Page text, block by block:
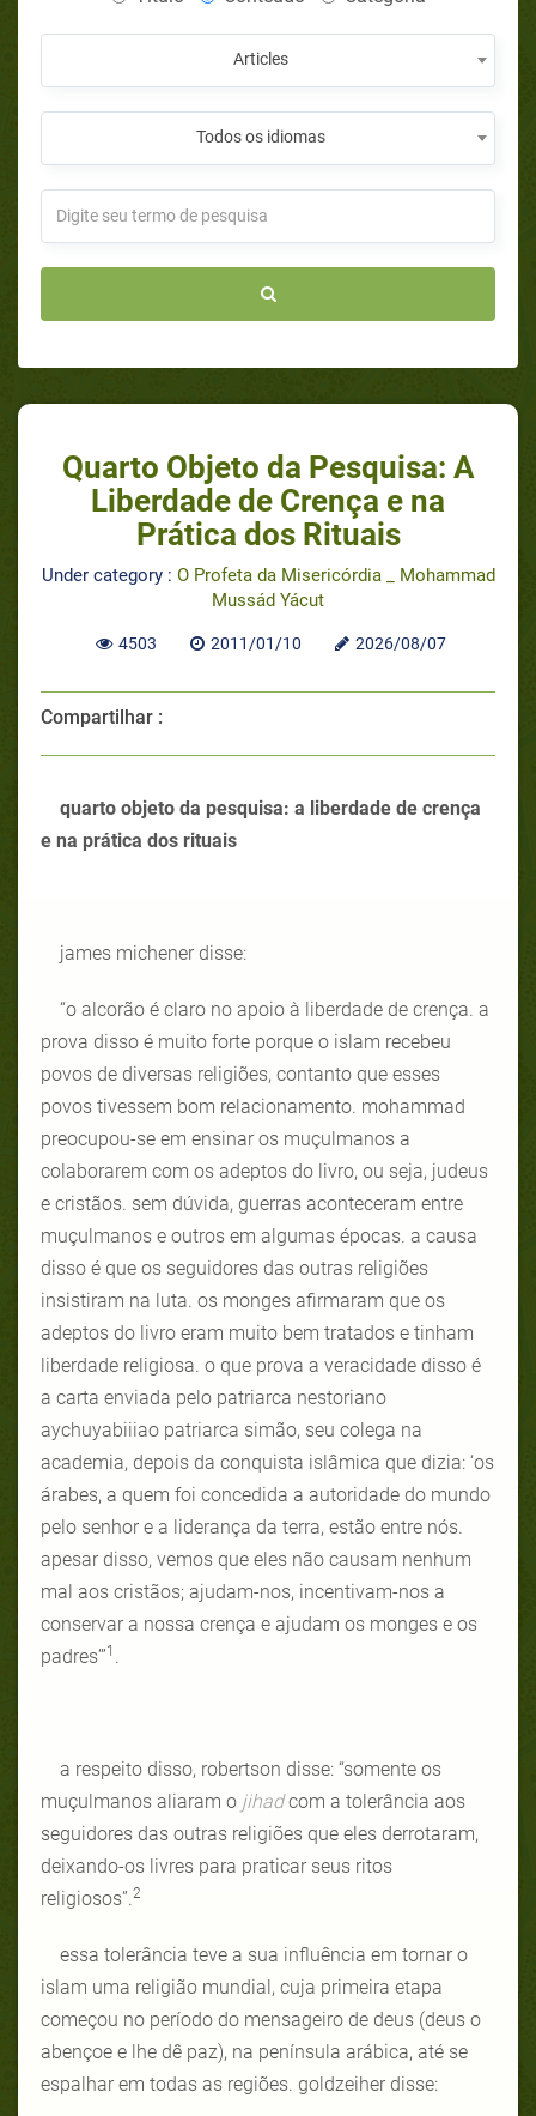
Articles
Todos os idiomas
Quarto Objeto da Pesquisa: A
Liberdade de Crença e na
Prática dos Rituais
Under category : O Profeta da Misericórdia _ Mohammad
Mussád Yácut
4503 2011/01/10 2026/08/07
Compartilhar :
quarto objeto da pesquisa: a liberdade de crença
e na prática dos rituais
james michener disse:
“o alcorão é claro no apoio à liberdade de crença. a
prova disso é muito forte porque o islam recebeu
povos de diversas religiões, contanto que esses
povos tivessem bom relacionamento. mohammad
preocupou-se em ensinar os muçulmanos a
colaborarem com os adeptos do livro, ou seja, judeus
e cristãos. sem dúvida, guerras aconteceram entre
muçulmanos e outros em algumas épocas. a causa
disso é que os seguidores das outras religiões
insistiram na luta. os monges afirmaram que os
adeptos do livro eram muito bem tratados e tinham
liberdade religiosa. o que prova a veracidade disso é
a carta enviada pelo patriarca nestoriano
aychuyabiiiao patriarca simão, seu colega na
academia, depois da conquista islâmica que dizia: ‘os
árabes, a quem foi concedida a autoridade do mundo
pelo senhor e a liderança da terra, estão entre nós.
apesar disso, vemos que eles não causam nenhum
mal aos cristãos; ajudam-nos, incentivam-nos a
conservar a nossa crença e ajudam os monges e os
padres’”1 .
a respeito disso, robertson disse: “somente os
muçulmanos aliaram o jihadcom a tolerância aos
seguidores das outras religiões que eles derrotaram,
deixando-os livres para praticar seus ritos
religiosos”.2
essa tolerância teve a sua influência em tornar o
islam uma religião mundial, cuja primeira etapa
começou no período do mensageiro de deus (deus o
abençoe e lhe dê paz), na península arábica, até se
espalhar em todas as regiões. goldzeiher disse: